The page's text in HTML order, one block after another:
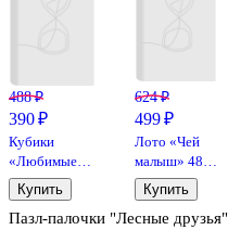
Пазл-палочки "Лесные
488 ₽
390 ₽
Кубики
«Любимые
мультфильмы
1», 9 штук,
Step puzzle
Купить
624 ₽
499 ₽
Лото «Чей
малыш» 48
фишек 6
карт, Step
Puzzle
Купить